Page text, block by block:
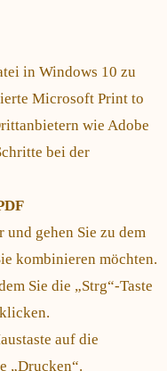
in Windows 10 zu
Microsoft Print to
wie Adobe
bei der
gehen Sie zu dem
kombinieren möchten.
Sie die „Strg“-Taste
auf die
„Drucken“.